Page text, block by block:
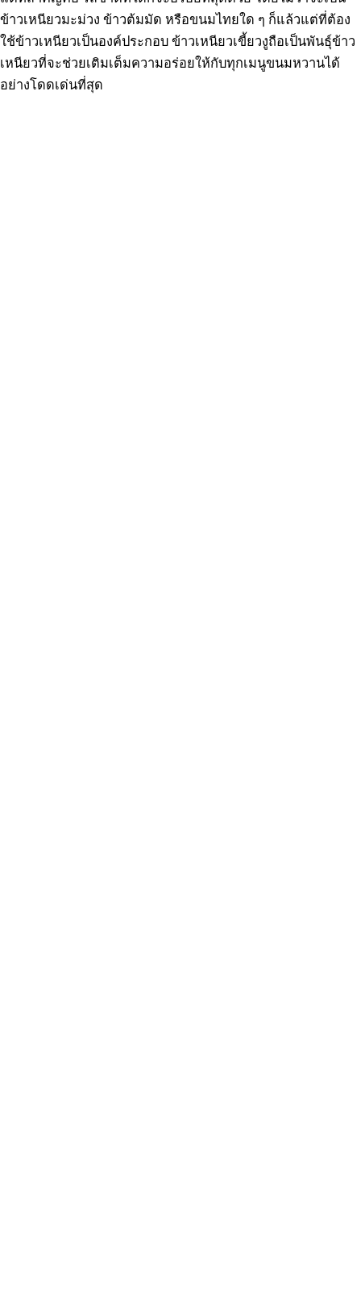
ข้าวเหนียวมะม่วง ข้าวต้มมัด หรือขนมไทยใด ๆ ก็แล้วแต่ที่ต้อง
ใช้ข้าวเหนียวเป็นองค์ประกอบ ข้าวเหนียวเขี้ยวงูถือเป็นพันธุ์ข้าว
เหนียวที่จะช่วยเติมเต็มความอร่อยให้กับทุกเมนูขนมหวานได้
อย่างโดดเด่นที่สุด